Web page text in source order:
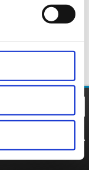
POLITYKA